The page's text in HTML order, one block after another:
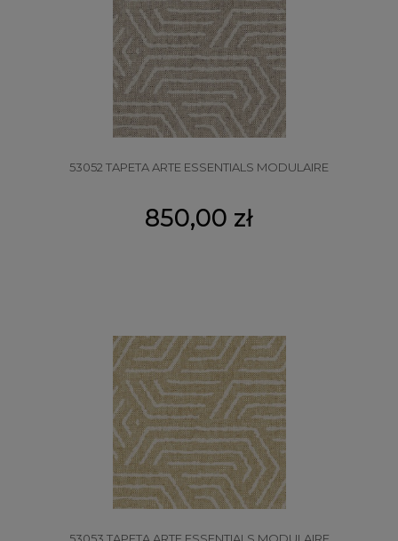
53052 TAPETA ARTE ESSENTIALS MODULAIRE
850,00 zł
53053 TAPETA ARTE ESSENTIALS MODULAIRE